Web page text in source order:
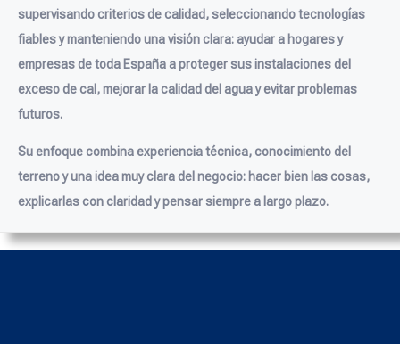
supervisando criterios de calidad, seleccionando tecnologías
fiables y manteniendo una visión clara: ayudar a hogares y
empresas de toda España a proteger sus instalaciones del
exceso de cal, mejorar la calidad del agua y evitar problemas
futuros.
Su enfoque combina experiencia técnica, conocimiento del
terreno y una idea muy clara del negocio: hacer bien las cosas,
explicarlas con claridad y pensar siempre a largo plazo.